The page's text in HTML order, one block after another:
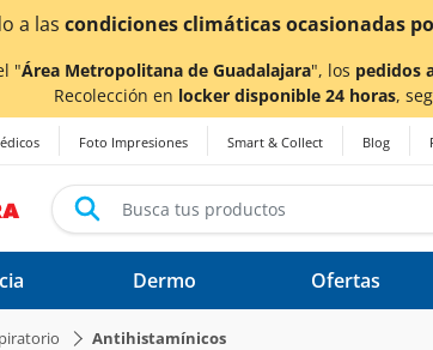
¡Ahora también en
"Área Metropolitana de Guadalajara", los pedidos
Recolección en locker disponible 24 horas,
Foto Impresiones Smart & Collect Blog
Dermo Ofertas
Antihistamínicos